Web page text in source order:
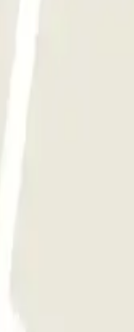
du réseau
sortir du parking
Avis